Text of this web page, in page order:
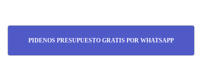
PIDENOS PRESUPUESTO GRATIS POR WHATSAPP